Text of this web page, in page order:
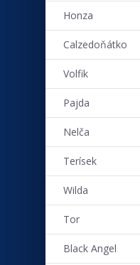
Honza
Calzedoňátko
Volfik
Pajda
Nelča
Terísek
Wilda
Tor
Black Angel